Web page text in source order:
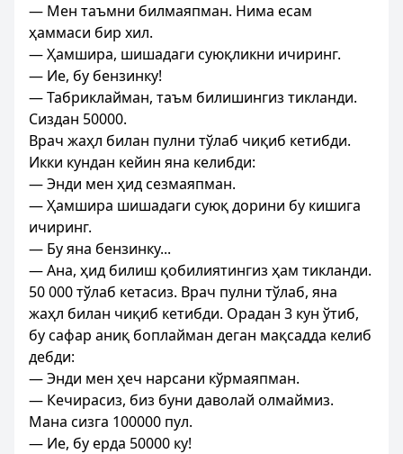
— Мен таъмни билмаяпман. Нима есам
ҳаммаси бир хил.
— Ҳамшира, шишадаги суюқликни ичиринг.
— Ие, бу бензинку!
— Табриклайман, таъм билишингиз тикланди.
Сиздан 50000.
Врач жаҳл билан пулни тўлаб чиқиб кетибди.
Икки кундан кейин яна келибди:
— Энди мен ҳид сезмаяпман.
— Ҳамшира шишадаги суюқ дорини бу кишига
ичиринг.
— Бу яна бензинку...
— Ана, ҳид билиш қобилиятингиз ҳам тикланди.
50 000 тўлаб кетасиз. Врач пулни тўлаб, яна
жаҳл билан чиқиб кетибди. Орадан 3 кун ўтиб,
бу сафар аниқ боплайман деган мақсадда келиб
дебди:
— Энди мен ҳеч нарсани кўрмаяпман.
— Кечирасиз, биз буни даволай олмаймиз.
Мана сизга 100000 пул.
— Ие, бу ерда 50000 ку!